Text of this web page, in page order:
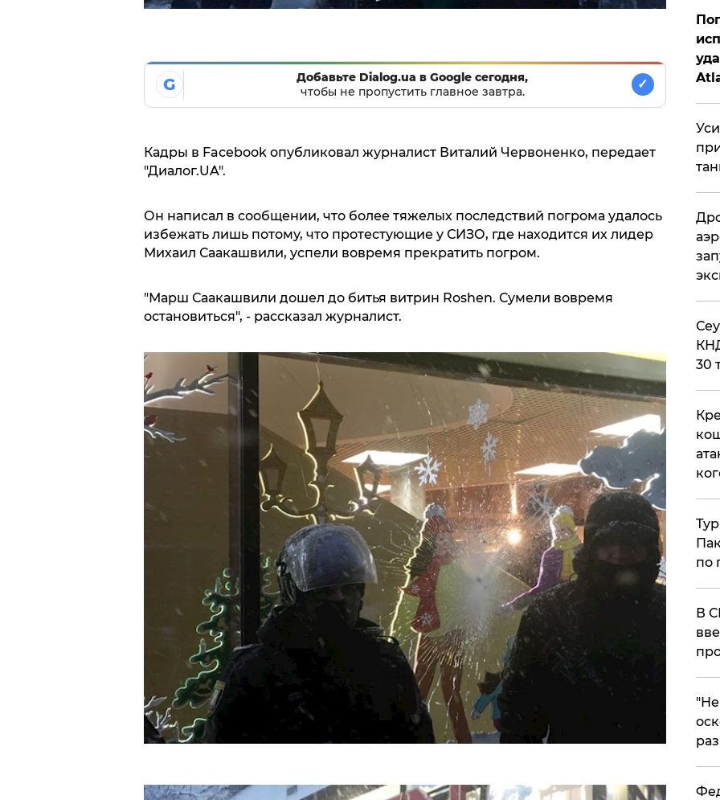
G
Добавьте Dialog.ua в Google сегодня,
чтобы не пропустить главное завтра.
✓
Кадры в Facebook опубликовал журналист Виталий Червоненко, передает
"Диалог.UA".
Он написал в сообщении, что более тяжелых последствий погрома удалось
избежать лишь потому, что протестующие у СИЗО, где находится их лидер
Михаил Саакашвили, успели вовремя прекратить погром.
"Марш Саакашвили дошел до битья витрин Roshen. Сумели вовремя
остановиться", - рассказал журналист.
30
по
В